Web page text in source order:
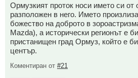
Ормузкият проток носи името си от
разположен в него. Името
божество на доброто в
Mazda), а исторически регионът е
пристанищен град Ормуз, който е
център.
Коментиран от #21